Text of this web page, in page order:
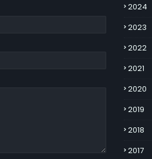
2024
2023
2022
2021
2020
2019
2018
2017